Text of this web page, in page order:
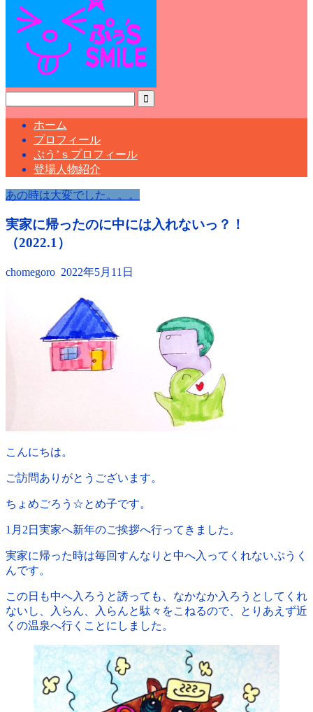
ホーム
プロフィール
ぷう’ｓプロフィール
登場人物紹介
あの時は大変でした。。。
実家に帰ったのに中には入れないっ？！
（2022.1）
chomegoro 2022年5月11日
こんにちは。
ご訪問ありがとうございます。
ちょめごろう☆とめ子です。
1月2日実家へ新年のご挨拶へ行ってきました。
実家に帰った時は毎回すんなりと中へ入ってくれないぷうく
んです。
この日も中へ入ろうと誘っても、なかなか入ろうとしてくれ
ないし、入らん、入らんと駄々をこねるので、とりあえず近
くの温泉へ行くことにしました。